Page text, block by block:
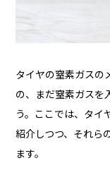
タイヤの窒素ガスの
の、まだ窒素ガスを
う。ここでは、タイ
紹介しつつ、それら
ます。